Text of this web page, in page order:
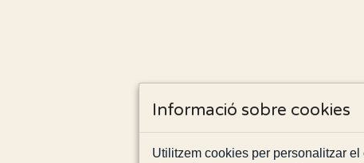
Informació sobre cookies
Utilitzem cookies per personalitzar